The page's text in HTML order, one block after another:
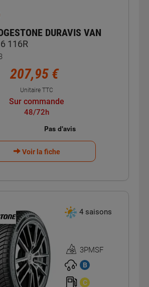
DURAVIS VAN
116R
207,95 €
Unitaire TTC
Sur commande
48/72h
Voir la fiche
4 saisons
Homologation
3PMSF
3PMSF
B
C